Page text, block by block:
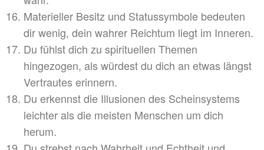
Materieller Besitz und Statussymbole bedeuten
dir wenig, dein wahrer Reichtum liegt im Inneren.
Du fühlst dich zu spirituellen Themen
hingezogen, als würdest du dich an etwas längst
Vertrautes erinnern.
Du erkennst die Illusionen des Scheinsystems
leichter als die meisten Menschen um dich
herum.